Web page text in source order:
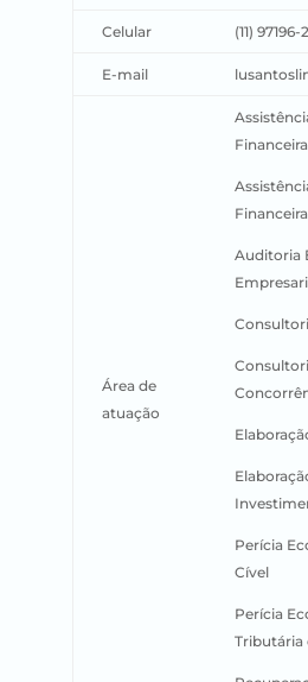
Celular (11) 97196-
E-mail
Área de
atuação
Auditoria
Perícia
Cível
Perícia
Tributária